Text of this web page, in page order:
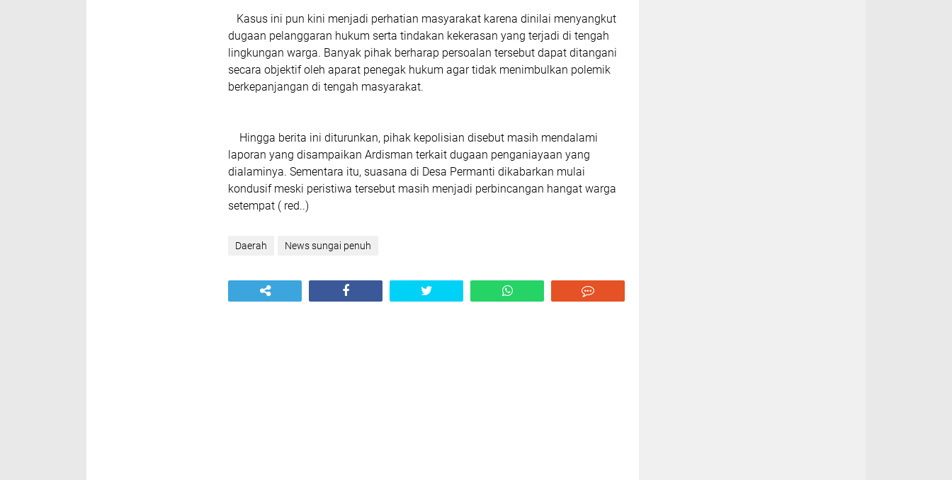
Kasus ini pun kini menjadi perhatian masyarakat karena dinilai menyangkut
dugaan pelanggaran hukum serta tindakan kekerasan yang terjadi di tengah
lingkungan warga. Banyak pihak berharap persoalan tersebut dapat ditangani
secara objektif oleh aparat penegak hukum agar tidak menimbulkan polemik
berkepanjangan di tengah masyarakat.
Hingga berita ini diturunkan, pihak kepolisian disebut masih mendalami
laporan yang disampaikan Ardisman terkait dugaan penganiayaan yang
dialaminya. Sementara itu, suasana di Desa Permanti dikabarkan mulai
kondusif meski peristiwa tersebut masih menjadi perbincangan hangat warga
setempat ( red..)
Daerah News sungai penuh